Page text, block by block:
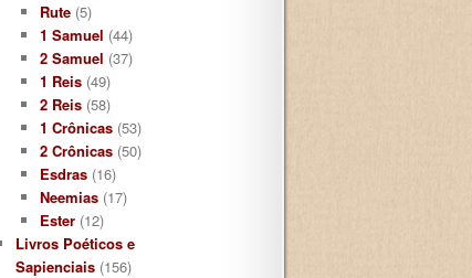
Rute (5)
1 Samuel (44)
2 Samuel (37)
1 Reis (49)
2 Reis (58)
1 Crônicas (53)
2 Crônicas (50)
Esdras (16)
Neemias (17)
Ester (12)
Livros Poéticos e
Sapienciais(156)